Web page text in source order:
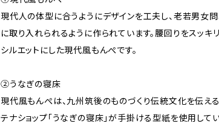
現代人の体型に合うようにデザインを工夫し、老若男女
に取り入れられるように作られています。腰回りをスッキ
シルエットにした現代風もんぺです。
②うなぎの寝床
現代風もんぺは、九州筑後のものづくり伝統文化を伝え
テナショップ「うなぎの寝床」が手掛ける型紙を使用してい